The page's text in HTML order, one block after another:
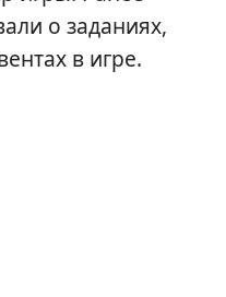
о заданиях,
в игре.